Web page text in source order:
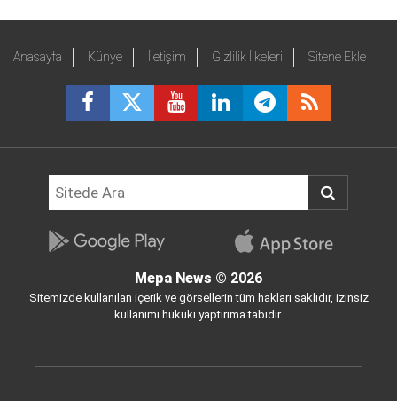
Anasayfa Künye İletişim Gizlilik İlkeleri Sitene Ekle
Mepa News © 2026
Sitemizde kullanılan içerik ve görsellerin tüm hakları saklıdır, izinsiz
kullanımı hukuki yaptırıma tabidir.